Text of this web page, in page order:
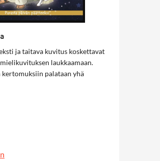
ja taitava kuvitus koskettavat
laukkaamaan.
kertomuksiin palataan yhä